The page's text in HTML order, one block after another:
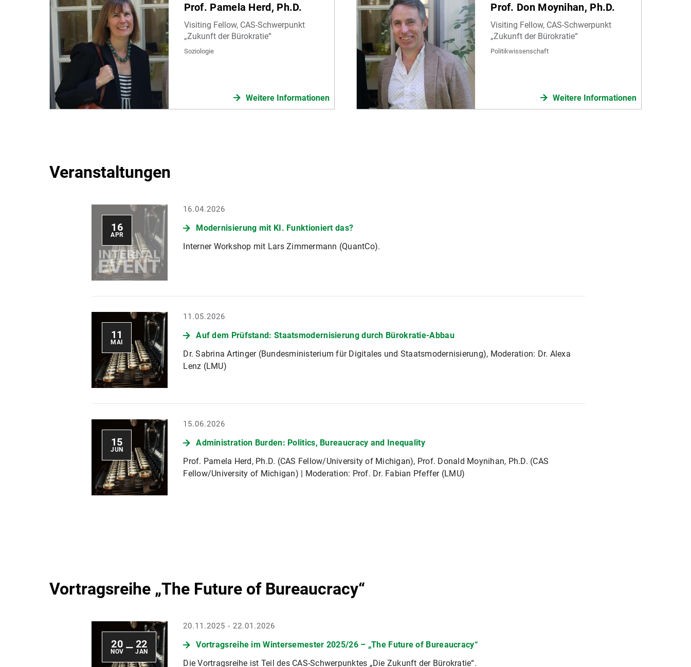
Prof. Pamela Herd, Ph.D.
Visiting Fellow, CAS-Schwerpunkt
„Zukunft der Bürokratie“
Soziologie
Weitere Informationen
Prof. Don Moynihan, Ph.D.
Visiting Fellow, CAS-Schwerpunkt
„Zukunft der Bürokratie“
Politikwissenschaft
Weitere Informationen
Veranstaltungen
16
APR
16.04.2026
Modernisierung mit KI. Funktioniert das?
Interner Workshop mit Lars Zimmermann (QuantCo).
11
MAI
11.05.2026
Auf dem Prüfstand: Staatsmodernisierung durch Bürokratie-Abbau
Dr. Sabrina Artinger (Bundesministerium für Digitales und Staatsmodernisierung), Moderation: Dr. Alexa
Lenz (LMU)
15
JUN
15.06.2026
Administration Burden: Politics, Bureaucracy and Inequality
Prof. Pamela Herd, Ph.D. (CAS Fellow/University of Michigan), Prof. Donald Moynihan, Ph.D. (CAS
Fellow/University of Michigan) | Moderation: Prof. Dr. Fabian Pfeffer (LMU)
Vortragsreihe „The Future of Bureaucracy“
20
NOV — 22
JAN
20.11.2025 - 22.01.2026
Vortragsreihe im Wintersemester 2025/26 – „The Future of Bureaucracy“
Die Vortragsreihe ist Teil des CAS-Schwerpunktes „Die Zukunft der Bürokratie“.